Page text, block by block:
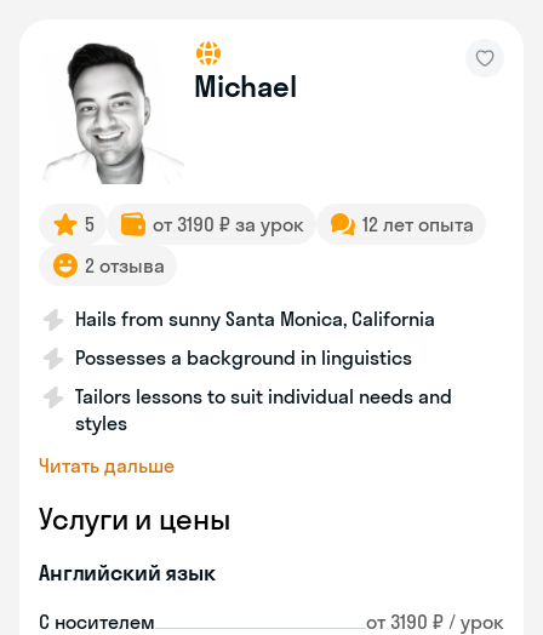
Michael
5 от 3190 ₽ за урок
12 лет опыта
2 отзыва
Hails from sunny Santa Monica, California
Possesses a background in linguistics
Tailors lessons to suit individual needs and
styles
Читать дальше
Услуги и цены
Английский язык
С носителем от 3190 ₽ / урок